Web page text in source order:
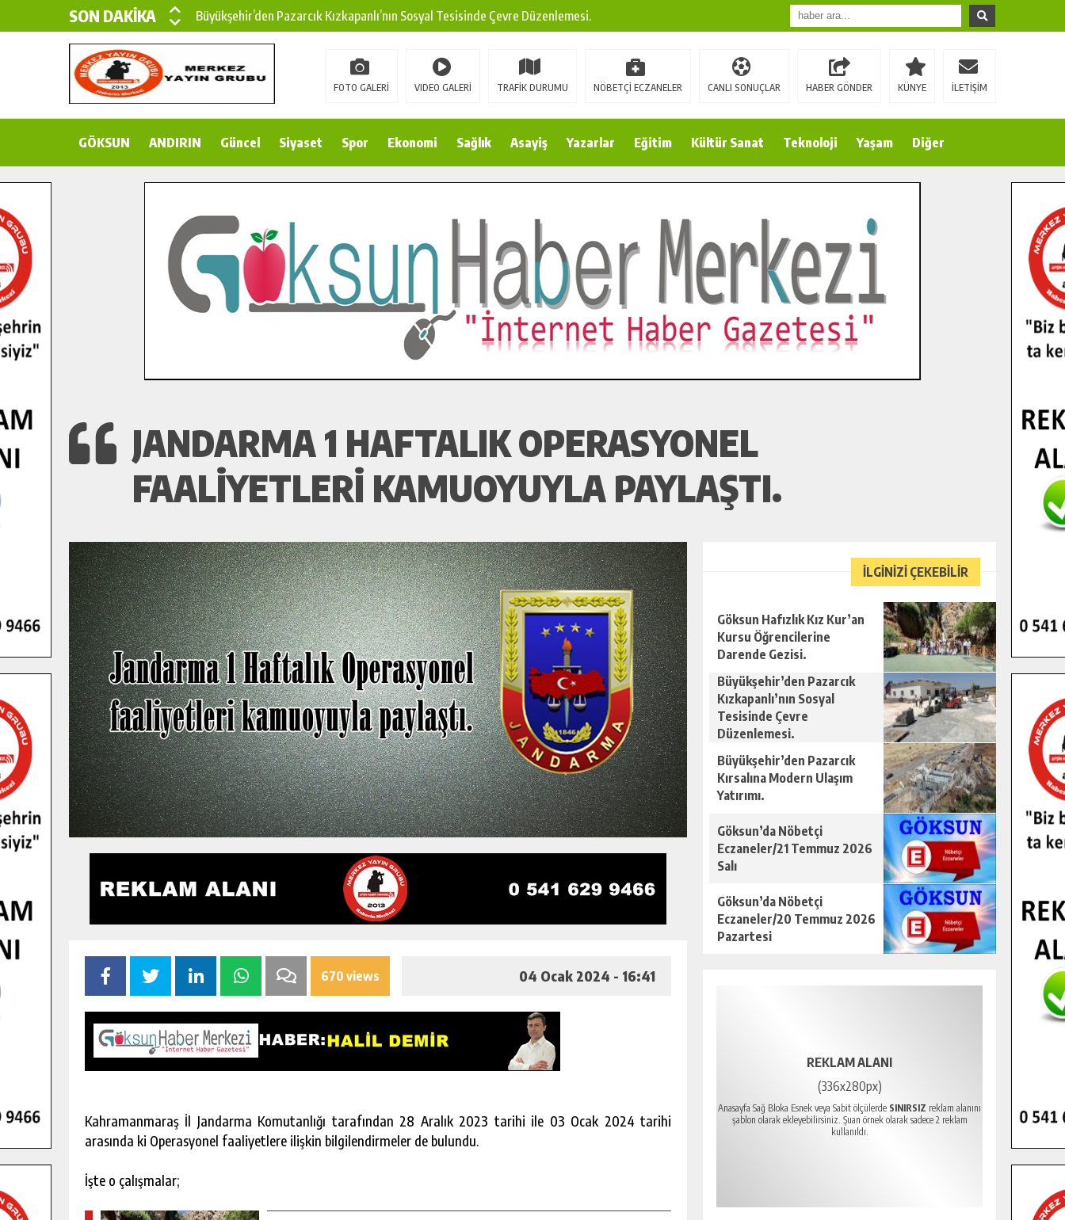
SON DAKİKA
Büyükşehir’den Pazarcık Kırsalına Modern Ulaşım Yatırımı.
Çin’den KSÜ’ye Uluslararası Başarı: Edinilen Bilgi Türk Tarımına Katkı Sağlayacak.
Büyükşehir, Türkoğlu Derebaşı Sokak’ta Sıcak Asfalt Serimine Başladı.
15 TEMMUZ’DA ŞEHİTLERİMİZ DUALARLA ANILDI.
Bertiz’in Yeni Köprüsünde Sona Doğru.
FOTO GALERİ VIDEO GALERİ TRAFİK DURUMU NÖBETÇİ ECZANELER CANLI SONUÇLAR HABER GÖNDER KÜNYE İLETİŞİM
GÖKSUN ANDIRIN Güncel Siyaset Spor Ekonomi Sağlık Asayiş Yazarlar Eğitim Kültür Sanat Teknoloji Yaşam Diğer
JANDARMA 1 HAFTALIK OPERASYONEL
FAALIYETLERI KAMUOYUYLA PAYLAŞTI.
670 views 04 Ocak 2024 - 16:41
Kahramanmaraş İl Jandarma Komutanlığı tarafından 28 Aralık 2023 tarihi ile 03 Ocak 2024 tarihi
arasında ki Operasyonel faaliyetlere ilişkin bilgilendirmeler de bulundu.
İşte o çalışmalar;
İLGİNİZİ ÇEKEBİLİR
Göksun Hafızlık Kız Kur’an
Kursu Öğrencilerine
Darende Gezisi.
Büyükşehir’den Pazarcık
Kızkapanlı’nın Sosyal
Tesisinde Çevre
Düzenlemesi.
Büyükşehir’den Pazarcık
Kırsalına Modern Ulaşım
Yatırımı.
Göksun’da Nöbetçi
Eczaneler/21 Temmuz 2026
Salı
Göksun’da Nöbetçi
Eczaneler/20 Temmuz 2026
Pazartesi
REKLAM ALANI
(336x280px)
Anasayfa Sağ Bloka Esnek veya Sabit ölçülerde SINIRSIZ reklam alanını
şablon olarak ekleyebilirsiniz. Şuan örnek olarak sadece 2 reklam
kullanıldı.